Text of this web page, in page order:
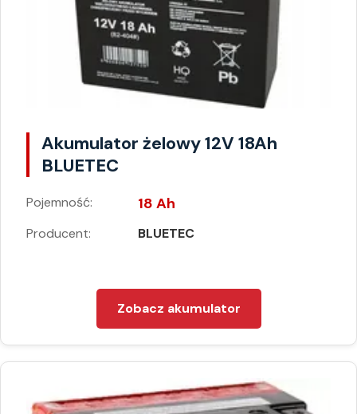
Akumulator żelowy 12V 18Ah
BLUETEC
Pojemność: 18 Ah
Producent: BLUETEC
Zobacz akumulator